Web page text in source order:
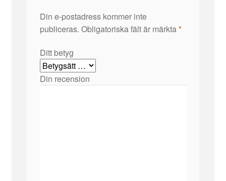
Din e-postadress kommer inte
publiceras. Obligatoriska fält är märkta*
Ditt betyg
Din recension